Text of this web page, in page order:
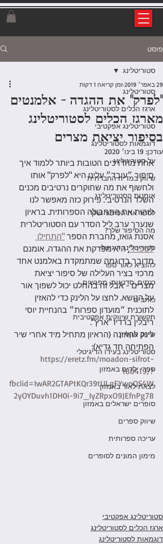
פוסט
סטוריטלינג
ארגז הכלים לסטוריטלינג
סטוריטלינג אפקטיבי
דוגמאות לסטוריטלינג
על סטוריטלינג
שיווק במדיה החברתית
אומנות הסטוריטלינג
לספר את הסיפור שלך
מה הסיפור שלך?
סטוריטלינג דיגיטלי
להוציא לאור ספר
כנסים, סדנאות, מפגשים
כותבים
תקשורת שיווקית אפקטיבית
שיווק אוןליין
סטוריטלינג בעידו הדיגיטלי
ספרי ילדים באמזון
לצאת לאור באמזון
סופרים ישראלים באמזון
שיווק ספרים
עריכה ספרותית
מימון המונים לסופרים
סטוריטלינג
"לפרק" את ההגדה - אלמנטים
מארגז הכלים לסטוריטלינג
בסיפור יציאת מצרים
29 באפר׳ 2019 זמן קריאה 1 דקות
עודכן: 19 בינו׳ 2020
אחת מהדרכים הטובות ביותר ללמוד איך
סיפור ״עובד״ עלינו היא "לפרק" אותו
ולחשוף את מה שחוקרים נרטיבים מכנים
השלד הנרטיבי. פירוק כזה מאפשר לנו
לזהות את התחבולה הספרותית. בראיון
שנערך ערב ליל הסדר עם הסטוריטלרית
אסנת גואז, מחברת הספר "התחילו
לספר!", היא מפרקת את ההגדה. אומנם
מדובר בדוגמה שמתמקדת באלמנט אחד
מרכזי בציר העלילה של סיפור יציאת
מצרים - אבל זה בהחלט יכול לשפוך אור
על הנושא. לחצו על הלינק כדי להאזין
לתוכנית ״מועדון ספרות״ בהנחיית יוסי
ריבלין ברדיו "ארץ".
לינק להאזנה (הראיון מתחיל מיד אחרי שיר
הפתיחה חד גדיא):
https://eretz.fm/moadon-sifrot-
180419/?
fbclid=IwAR2GTAPtKQr39tULgFYwoQS4W
2yOYDuvh1DH0i-9i7_IyZRpxO9JEfnPg78
סטוריטלינג אפקטיבי
ארגז הכלים לסטוריטלינג
דוגמאות לסטוריטלינג